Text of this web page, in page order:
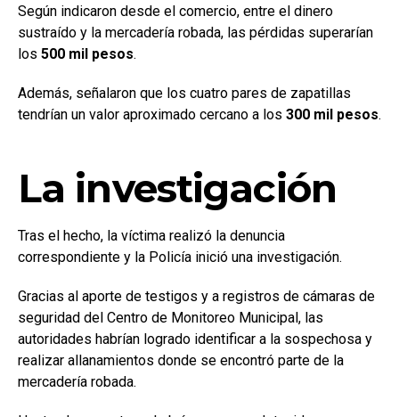
Según indicaron desde el comercio, entre el dinero
sustraído y la mercadería robada, las pérdidas superarían
los 500 mil pesos.
Además, señalaron que los cuatro pares de zapatillas
tendrían un valor aproximado cercano a los 300 mil pesos.
La investigación
Tras el hecho, la víctima realizó la denuncia
correspondiente y la Policía inició una investigación.
Gracias al aporte de testigos y a registros de cámaras de
seguridad del Centro de Monitoreo Municipal, las
autoridades habrían logrado identificar a la sospechosa y
realizar allanamientos donde se encontró parte de la
mercadería robada.